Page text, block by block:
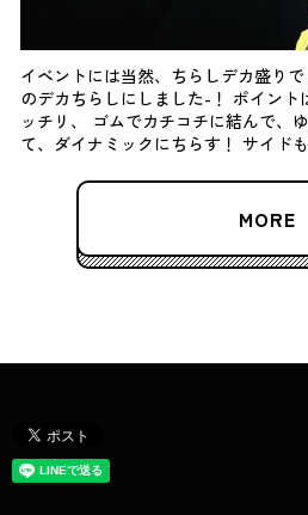
イベントには当然、ちらしデカ盛り
のデカちらしにしました-！ ポイント
ッチリ、 ゴムでカチコチに結んで、
て、ダイナミックにちらす！ サイド
MORE